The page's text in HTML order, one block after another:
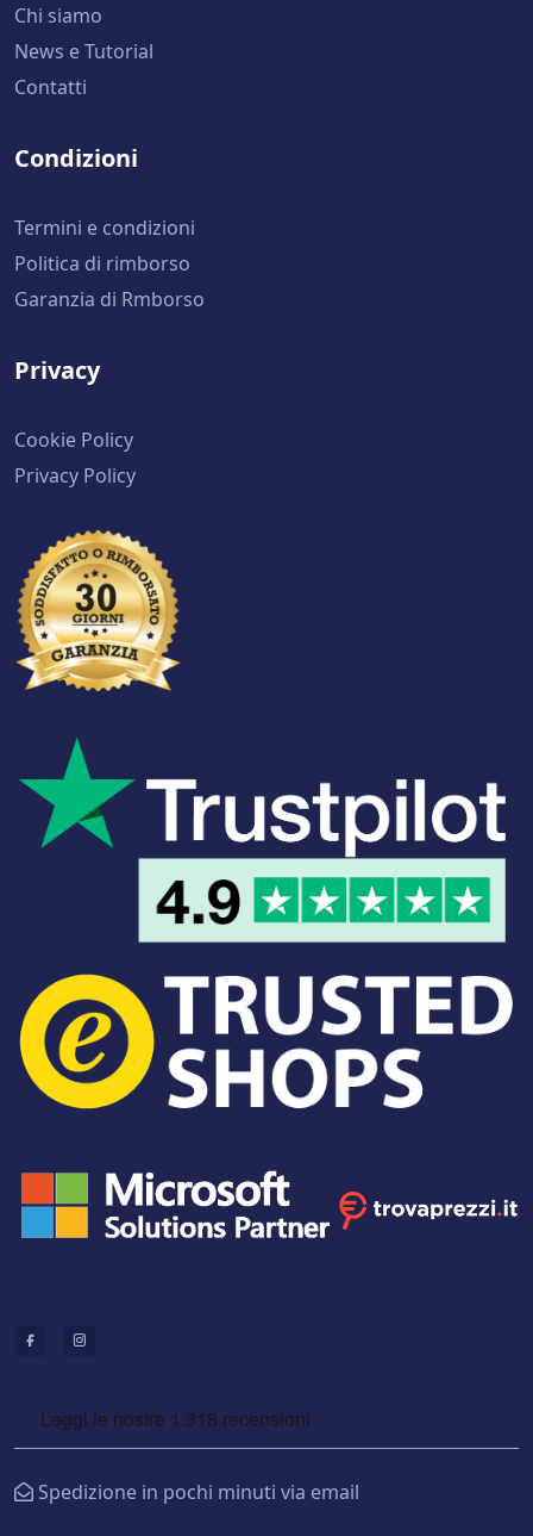
Chi siamo
News e Tutorial
Contatti
Condizioni
Termini e condizioni
Politica di rimborso
Garanzia di Rmborso
Privacy
Cookie Policy
Privacy Policy
Spedizione in pochi minuti via email